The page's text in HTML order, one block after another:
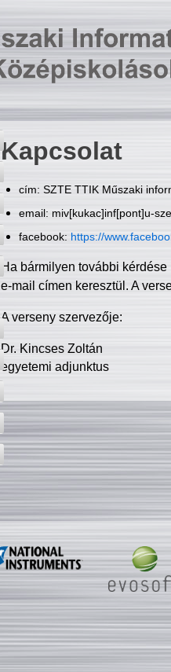
Kapcsolat
cím: SZTE TTIK Műszaki
email: miv[kukac]inf[pont]u-
facebook: https://
Ha bármilyen további
e-mail címen keresztül. A
A verseny szervezője:
Dr. Kincses Zoltán
egyetemi adjunktus